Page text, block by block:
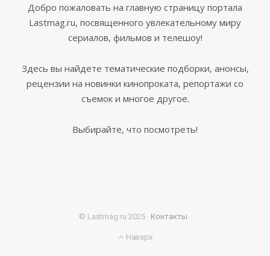
Добро пожаловать на главную страницу портала
Lastmag.ru, посвященного увлекательному миру
сериалов, фильмов и телешоу!
Здесь вы найдете тематические подборки, анонсы,
рецензии на новинки кинопроката, репортажи со
съемок и многое другое.
Выбирайте, что посмотреть!
© Lastmag.ru 2025 · Контакты ·
Наверх